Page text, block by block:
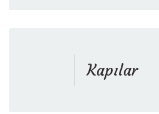
Kapılar